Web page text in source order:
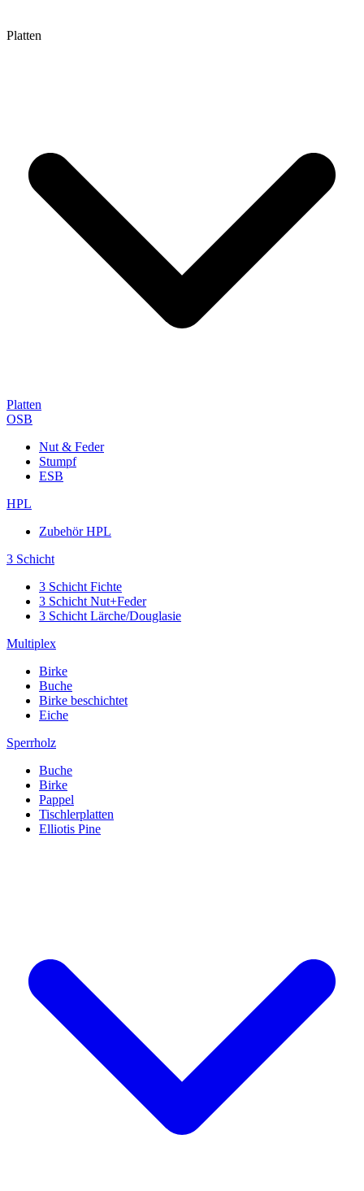
Platten
Platten
OSB
Nut & Feder
Stumpf
ESB
HPL
Zubehör HPL
3 Schicht
3 Schicht Fichte
3 Schicht Nut+Feder
3 Schicht Lärche/Douglasie
Multiplex
Birke
Buche
Birke beschichtet
Eiche
Sperrholz
Buche
Birke
Pappel
Tischlerplatten
Elliotis Pine